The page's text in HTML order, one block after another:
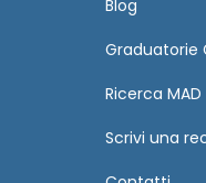
Blog
Graduatorie
Ricerca MAD
Scrivi una